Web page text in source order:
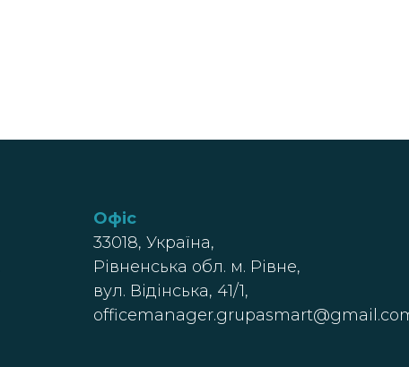
Офіс
33018, Україна,
Рівненська обл. м. Рівне,
вул. Відінська, 41/1,